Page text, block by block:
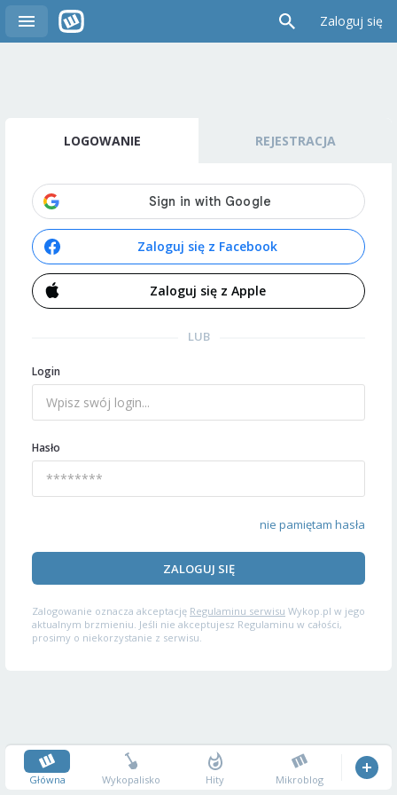
Zaloguj się
LOGOWANIE REJESTRACJA
Zaloguj się z Facebook
Zaloguj się z Apple
LUB
Login
Hasło
nie pamiętam hasła
ZALOGUJ SIĘ
Zalogowanie oznacza akceptację Regulaminu serwisu Wykop.pl w jego
aktualnym brzmieniu. Jeśli nie akceptujesz Regulaminu w całości,
prosimy o niekorzystanie z serwisu.
Główna Wykopalisko Hity Mikroblog